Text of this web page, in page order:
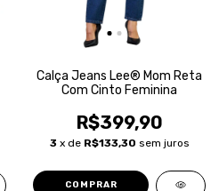
Calça Jeans Lee® Mom Reta
Com Cinto Feminina
R$399,90
3 x de R$133,30 sem juros
COMPRAR